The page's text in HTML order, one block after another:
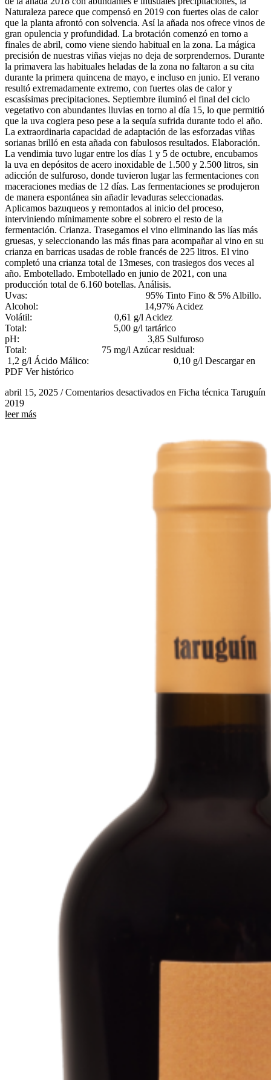
Naturaleza parece que compensó en 2019 con fuertes olas de calor
que la planta afrontó con solvencia. Así la añada nos ofrece vinos de
gran opulencia y profundidad. La brotación comenzó en torno a
finales de abril, como viene siendo habitual en la zona. La mágica
precisión de nuestras viñas viejas no deja de sorprendernos. Durante
la primavera las habituales heladas de la zona no faltaron a su cita
durante la primera quincena de mayo, e incluso en junio. El verano
resultó extremadamente extremo, con fuertes olas de calor y
escasísimas precipitaciones. Septiembre iluminó el final del ciclo
vegetativo con abundantes lluvias en torno al día 15, lo que permitió
que la uva cogiera peso pese a la sequía sufrida durante todo el año.
La extraordinaria capacidad de adaptación de las esforzadas viñas
sorianas brilló en esta añada con fabulosos resultados. Elaboración.
La vendimia tuvo lugar entre los días 1 y 5 de octubre, encubamos
la uva en depósitos de acero inoxidable de 1.500 y 2.500 litros, sin
adicción de sulfuroso, donde tuvieron lugar las fermentaciones con
maceraciones medias de 12 días. Las fermentaciones se produjeron
de manera espontánea sin añadir levaduras seleccionadas.
Aplicamos bazuqueos y remontados al inicio del proceso,
interviniendo mínimamente sobre el sobrero el resto de la
fermentación. Crianza. Trasegamos el vino eliminando las lías más
gruesas, y seleccionando las más finas para acompañar al vino en su
crianza en barricas usadas de roble francés de 225 litros. El vino
completó una crianza total de 13meses, con trasiegos dos veces al
año. Embotellado. Embotellado en junio de 2021, con una
producción total de 6.160 botellas. Análisis.
Uvas: 95% Tinto Fino & 5% Albillo.
Alcohol: 14,97% Acidez
Volátil: 0,61 g/l Acidez
Total: 5,00 g/l tartárico
pH: 3,85 Sulfuroso
Total: 75 mg/l Azúcar residual:
1,2 g/l Ácido Málico: 0,10 g/l Descargar en
PDF Ver histórico
abril 15, 2025 / Comentarios desactivados en Ficha técnica Taruguín
2019
leer más